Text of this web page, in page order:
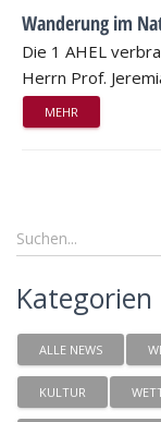
Wanderung im
Die 1 AHEL
Herrn Prof.
MEHR
Kategorien
ALLE NEWS
KULTUR